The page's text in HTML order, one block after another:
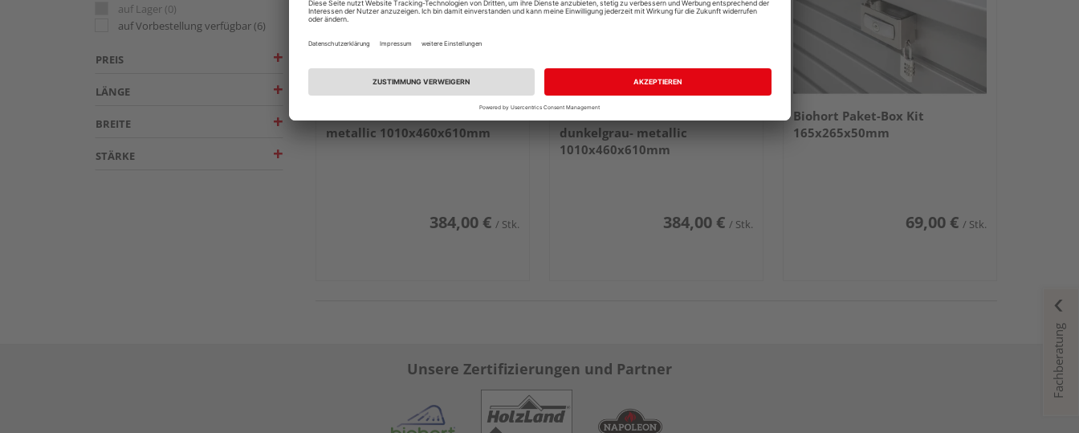
auf Lager (0)
auf Vorbestellung verfügbar(6)
PREIS
LÄNGE
BREITE
STÄRKE
Biohort Paket-Box 100 bronze-
metallic 1010x460x610mm
384,00 € / Stk.
Biohort Paket-Box 100
dunkelgrau- metallic
1010x460x610mm
384,00 € / Stk.
Biohort Paket-Box Kit
165x265x50mm
69,00 € / Stk.
Fachberatung
Unsere Zertifizierungen und Partner